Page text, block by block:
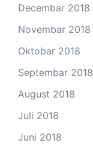
Decembar 2018
Novembar 2018
Oktobar 2018
Septembar 2018
August 2018
Juli 2018
Juni 2018